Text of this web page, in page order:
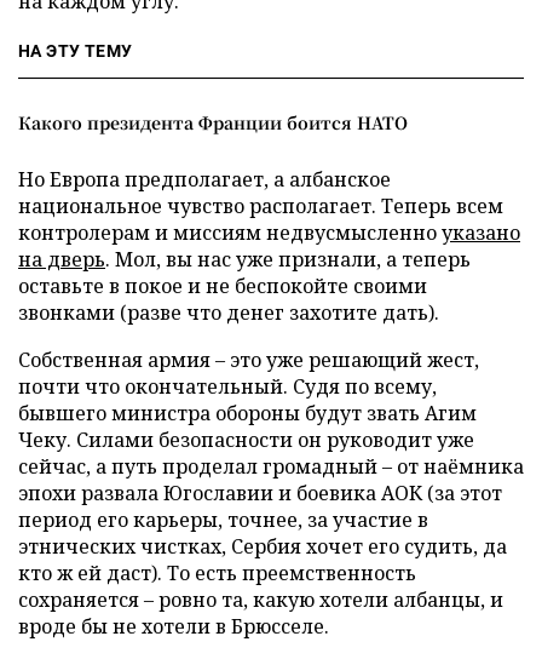
НА ЭТУ ТЕМУ
Какого президента Франции боится НАТО
Но Европа предполагает, а албанское
национальное чувство располагает. Теперь всем
контролерам и миссиям недвусмысленноуказано
на дверь. Мол, вы нас уже признали, а теперь
оставьте в покое и не беспокойте своими
звонками (разве что денег захотите дать).
Собственная армия – это уже решающий жест,
почти что окончательный. Судя по всему,
бывшего министра обороны будут звать Агим
Чеку. Силами безопасности он руководит уже
сейчас, а путь проделал громадный – от наёмника
эпохи развала Югославии и боевика АОК (за этот
период его карьеры, точнее, за участие в
этнических чистках, Сербия хочет его судить, да
кто ж ей даст). То есть преемственность
сохраняется – ровно та, какую хотели албанцы, и
вроде бы не хотели в Брюсселе.